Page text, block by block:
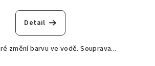
Detail
změní barvu ve vodě. Souprava...